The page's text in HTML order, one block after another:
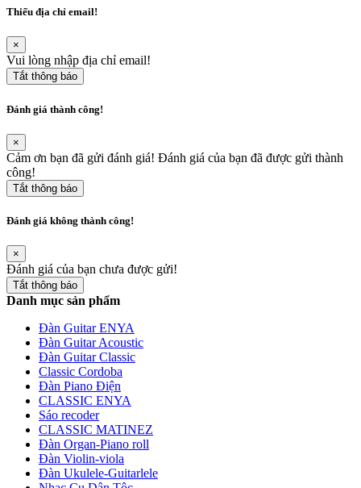
Thiếu địa chỉ email!
×
Vui lòng nhập địa chỉ email!
Tắt thông báo
Đánh giá thành công!
×
Cảm ơn bạn đã gửi đánh giá! Đánh giá của bạn đã được gửi thành
công!
Tắt thông báo
Đánh giá không thành công!
×
Đánh giá của bạn chưa được gửi!
Tắt thông báo
Danh mục sản phẩm
Đàn Guitar ENYA
Đàn Guitar Acoustic
Đàn Guitar Classic
Classic Cordoba
Đàn Piano Điện
CLASSIC ENYA
Sáo recoder
CLASSIC MATINEZ
Đàn Organ-Piano roll
Đàn Violin-viola
Đàn Ukulele-Guitarlele